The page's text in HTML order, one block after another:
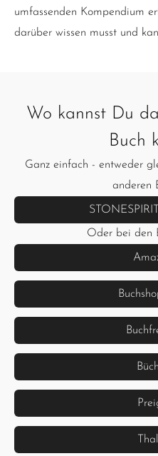
umfassenden Kompendium
darüber wissen musst und
Wo kannst Du
Buch
Ganz einfach - entweder
anderen
Oder bei den